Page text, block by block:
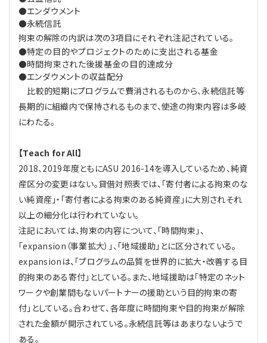
●エンダウメント
●永続信託
拘束の解除の内訳は次の3項目にそれぞれ注記されている。
●特定の目的やプロジェクトのために支出される基金
●時間拘束された後援基金の目的達成分
●エンダウメントの収益配分
比較的短期にプログラムで費消されるものから、永続信託等
長期的に組織内で保持されるものまで、使途の拘束内容は多岐
にわたる。
【Teach for All】
2018、2019年度ともにASU 2016-14を導入しているため、純資
産区分の変更はない。貸借対照表では、「寄付者による拘束のな
い純資産」・「寄付者による拘束のある純資産」に大別されそれ
以上の細分化は行われていない。
注記においては、拘束の内容について、「時間拘束」、
「expansion（事業拡大）」、「地域援助」とに区分されている。
expansionは、「プログラムの品質を世界的に拡大・改善する目
的拘束のある寄付」としている。また、地域援助は「特定のネット
ワークや創業間もないパートナーの援助という目的拘束の寄
付」としている。合わせて、各年度に時間拘束や目的拘束が解除
された金額が開示されている。永続信託等はあまりないようで
ある。